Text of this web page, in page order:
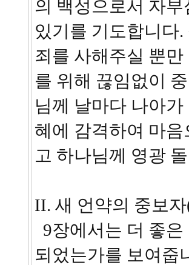
의 백성으로서 자
있기를 기도합니다
죄를 사해주실 뿐
를 위해 끊임없이
님께 날마다 나아
혜에 감격하여 마
고 하나님께 영광
II. 새 언약의 중보
9장에서는 더 좋
되었는가를 보여줍